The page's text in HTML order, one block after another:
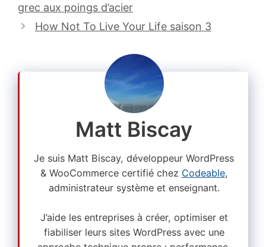
grec aux poings d’acier
How Not To Live Your Life saison 3
Matt Biscay
Je suis Matt Biscay, développeur WordPress
& WooCommerce certifié chez Codeable,
administrateur système et enseignant.
J’aide les entreprises à créer, optimiser et
fiabiliser leurs sites WordPress avec une